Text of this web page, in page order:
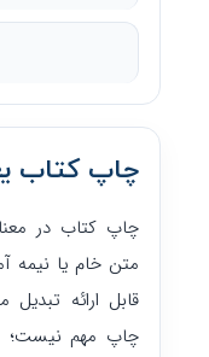
چاپ کتاب
چاپ کتاب در
متن خام یا نیمه
قابل ارائه
چاپ مهم نیست؛